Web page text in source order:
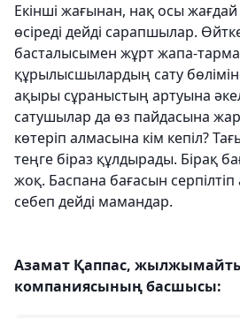
Екінші жағынан, нақ осы
өсіреді дейді сарапшылар.
басталысымен жұрт жапа-
құрылысшылардың сату
ақыры сұраныстың артуына
сатушылар да өз пайдасына
көтеріп алмасына кім кепіл?
теңге біраз құлдырады. Бірақ
жоқ. Баспана бағасын серпілтіп
себеп дейді мамандар.
Азамат Қаппас,
компаниясының басшысы: